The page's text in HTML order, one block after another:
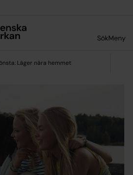
SökMeny
Läger nära hemmet